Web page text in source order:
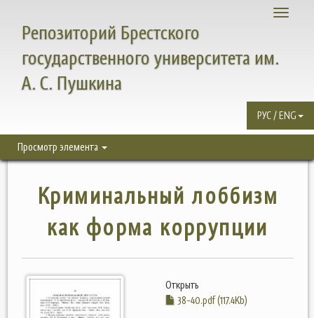
Toggle
Репозиторий Брестского
государственного университета им.
А. С. Пушкина
РУС / ENG
Просмотр элемента
Криминальный лоббизм
как форма коррупции
Открыть
38-40.pdf (117.4Kb)